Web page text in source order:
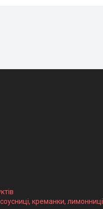
соусниці, креманки, лимонниці